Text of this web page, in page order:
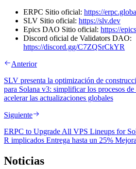
ERPC Sitio oficial: https://
SLV Sitio oficial: https://slv.dev
Epics DAO Sitio oficial: https://
Discord oficial de Validators DAO:
https://discord.gg/C7ZQSrCkYR
Anterior
SLV presenta la optimización de
para Solana v3: simplificar los procesos
acelerar las actualizaciones globales
Siguiente
ERPC to Upgrade All VPS Lineups for
R implicados Entrega hasta un 25%
Noticias